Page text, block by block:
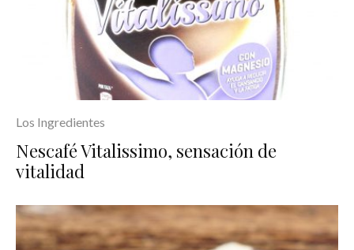
Los Ingredientes
Nescafé Vitalissimo, sensación de
vitalidad